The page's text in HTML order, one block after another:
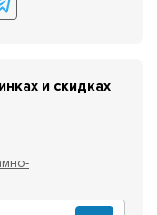
и скидках